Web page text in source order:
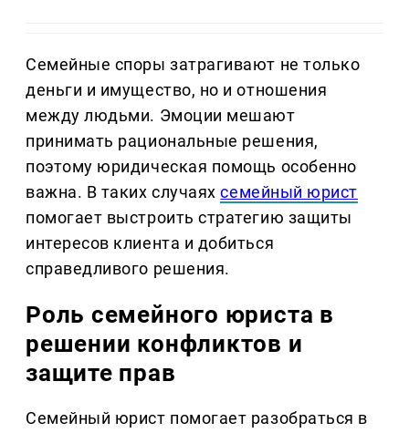
Семейные споры затрагивают не только
деньги и имущество, но и отношения
между людьми. Эмоции мешают
принимать рациональные решения,
поэтому юридическая помощь особенно
важна. В таких случаяхсемейный юрист
помогает выстроить стратегию защиты
интересов клиента и добиться
справедливого решения.
Роль семейного юриста в
решении конфликтов и
защите прав
Семейный юрист помогает разобраться в